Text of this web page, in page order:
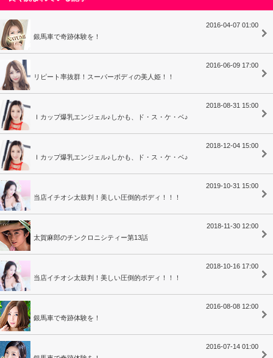
2016-04-07 01:00
銀馬車で奇跡体験を！
2016-06-09 17:00
リピート率抜群！スーパーボディの美人姫！！
2018-08-31 15:00
Ｉカップ爆乳エンジェル♪しかも、ド・ス・ケ・ベ♪
2018-12-04 15:00
Ｉカップ爆乳エンジェル♪しかも、ド・ス・ケ・ベ♪
2019-10-31 15:00
当店イチオシ太鼓判！美しい圧倒的ボディ！！！
2018-11-30 12:00
太賀麻郎のチンクロニシティー第13話
2018-10-16 17:00
当店イチオシ太鼓判！美しい圧倒的ボディ！！！
2016-08-08 12:00
銀馬車で奇跡体験を！
2016-07-14 01:00